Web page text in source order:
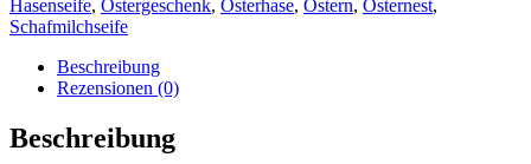
Hasenseife, Ostergeschenk, Osterhase, Ostern, Osternest,
Schafmilchseife
Beschreibung
Rezensionen (0)
Beschreibung